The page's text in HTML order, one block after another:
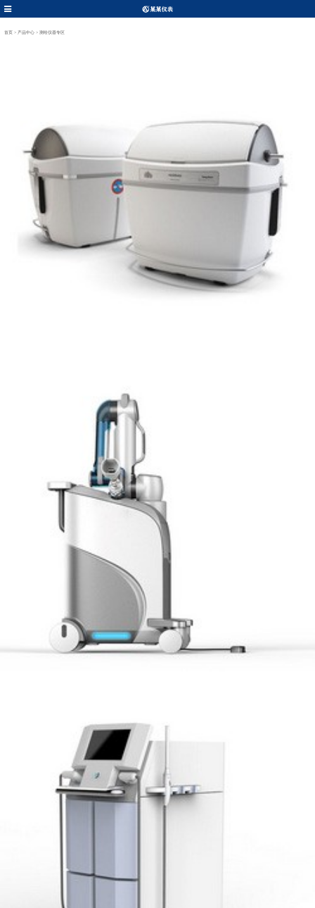
首页 > 产品中心 > 测绘仪器专区